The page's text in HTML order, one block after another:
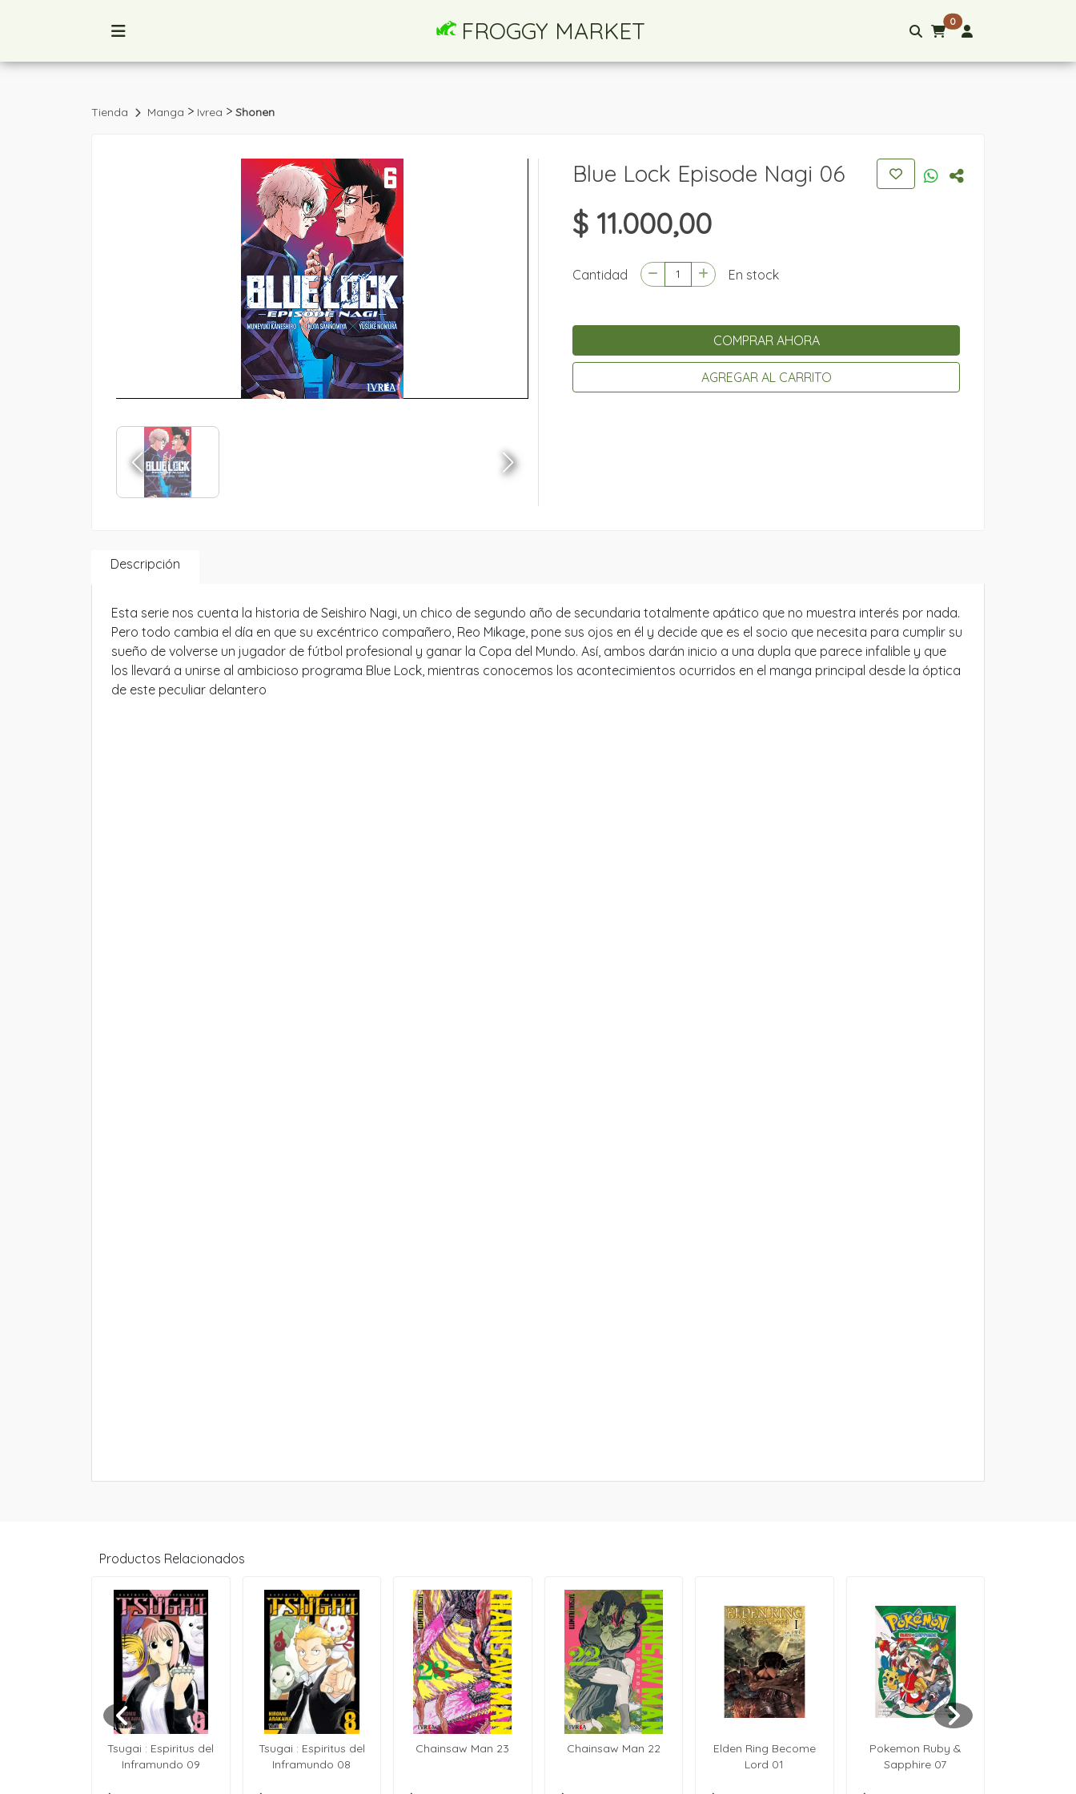
FROGGY MARKET 0
Tienda Manga > Ivrea > Shonen
Blue Lock Episode Nagi 06
$ 11.000,00
Cantidad En stock
COMPRAR AHORA
AGREGAR AL CARRITO
Descripción
Esta serie nos cuenta la historia de Seishiro Nagi, un chico de segundo año de secundaria totalmente apático que no muestra interés por nada.
Pero todo cambia el día en que su excéntrico compañero, Reo Mikage, pone sus ojos en él y decide que es el socio que necesita para cumplir su
sueño de volverse un jugador de fútbol profesional y ganar la Copa del Mundo. Así, ambos darán inicio a una dupla que parece infalible y que
los llevará a unirse al ambicioso programa Blue Lock, mientras conocemos los acontecimientos ocurridos en el manga principal desde la óptica
de este peculiar delantero
Productos Relacionados
Tsugai : Espiritus del
Inframundo 09
Tsugai : Espiritus del
Inframundo 08
Chainsaw Man 23 Chainsaw Man 22
Elden Ring Become
Lord 01
Pokemon Ruby &
Sapphire 07